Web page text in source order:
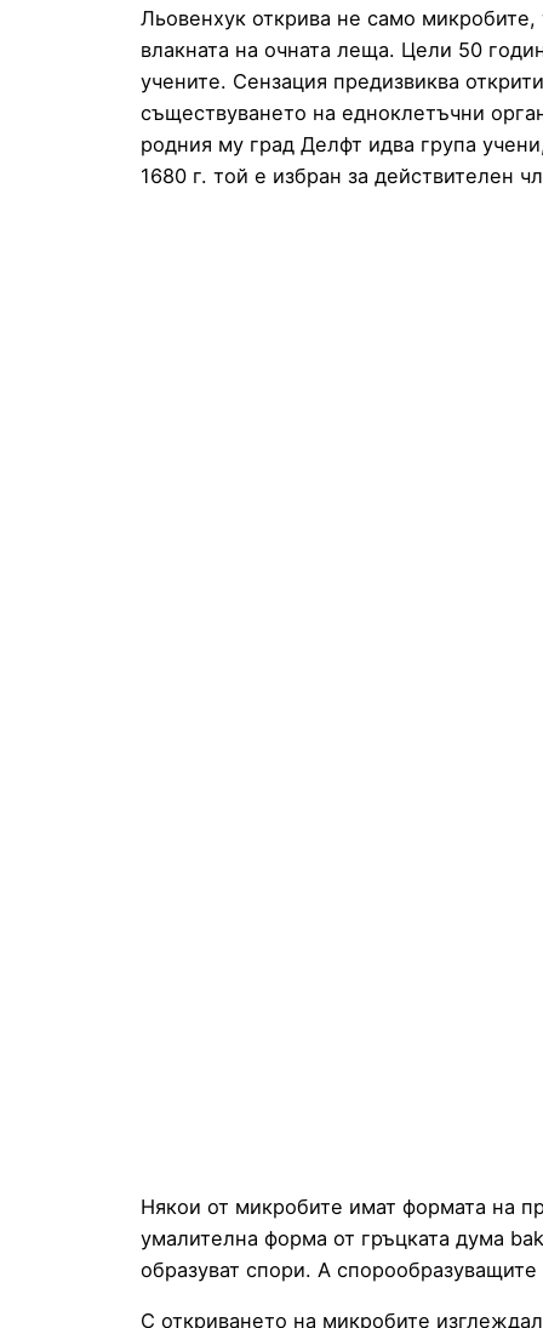
Льовенхук открива не само
влакната на очната леща. Цели 50
учените. Сензация предизвиква
съществуването на едноклетъчни
родния му град Делфт идва група
1680 г. той е избран за действителен
Някои от микробите имат формата на
умалителна форма от гръцката дума
образуват спори. А
С откриването на микробите